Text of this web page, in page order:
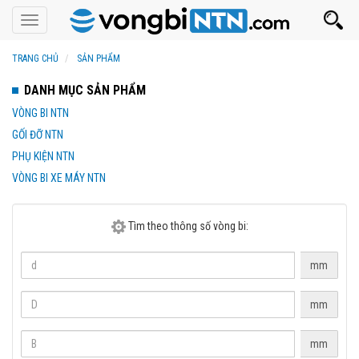
Toggle
navigation
TRANG CHỦ SẢN PHẨM
DANH MỤC SẢN PHẨM
VÒNG BI NTN
GỐI ĐỠ NTN
PHỤ KIỆN NTN
VÒNG BI XE MÁY NTN
Tìm theo thông số vòng bi:
mm
mm
mm